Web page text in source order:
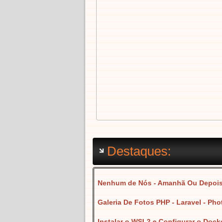
Destaques:
Nenhum de Nós - Amanhã Ou Depois
Galeria De Fotos PHP - Laravel -